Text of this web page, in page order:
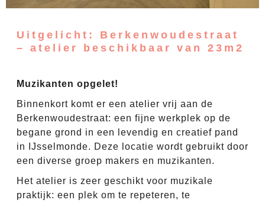
Uitgelicht: Berkenwoudestraat
– atelier beschikbaar van 23m2
Muzikanten opgelet!
Binnenkort komt er een atelier vrij aan de
Berkenwoudestraat: een fijne werkplek op de
begane grond in een levendig en creatief pand
in IJsselmonde. Deze locatie wordt gebruikt door
een diverse groep makers en muzikanten.
Het atelier is zeer geschikt voor muzikale
praktijk: een plek om te repeteren, te